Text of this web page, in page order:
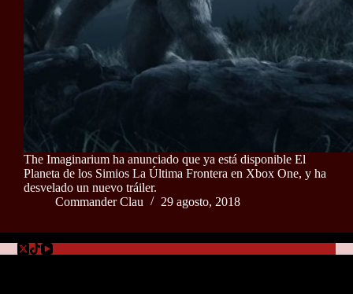
The Imaginarium ha anunciado que ya está disponible El
Planeta de los Simios La Última Frontera en Xbox One, y ha
desvelado un nuevo tráiler.
Commander Clau
29 agosto, 2018